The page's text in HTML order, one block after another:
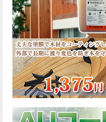
ップ、UAV-78700 クリヤーラ
ッカー・ハイフラットが新し
く販売開始致しました。ご購
入はこちらから。
2026.03.03
木の素材感はそのまま活か
し、汚れや日焼け・黄ばみを
防ぐことができる、白木肌2が
新しく販売開始致しました。
2026.03.03